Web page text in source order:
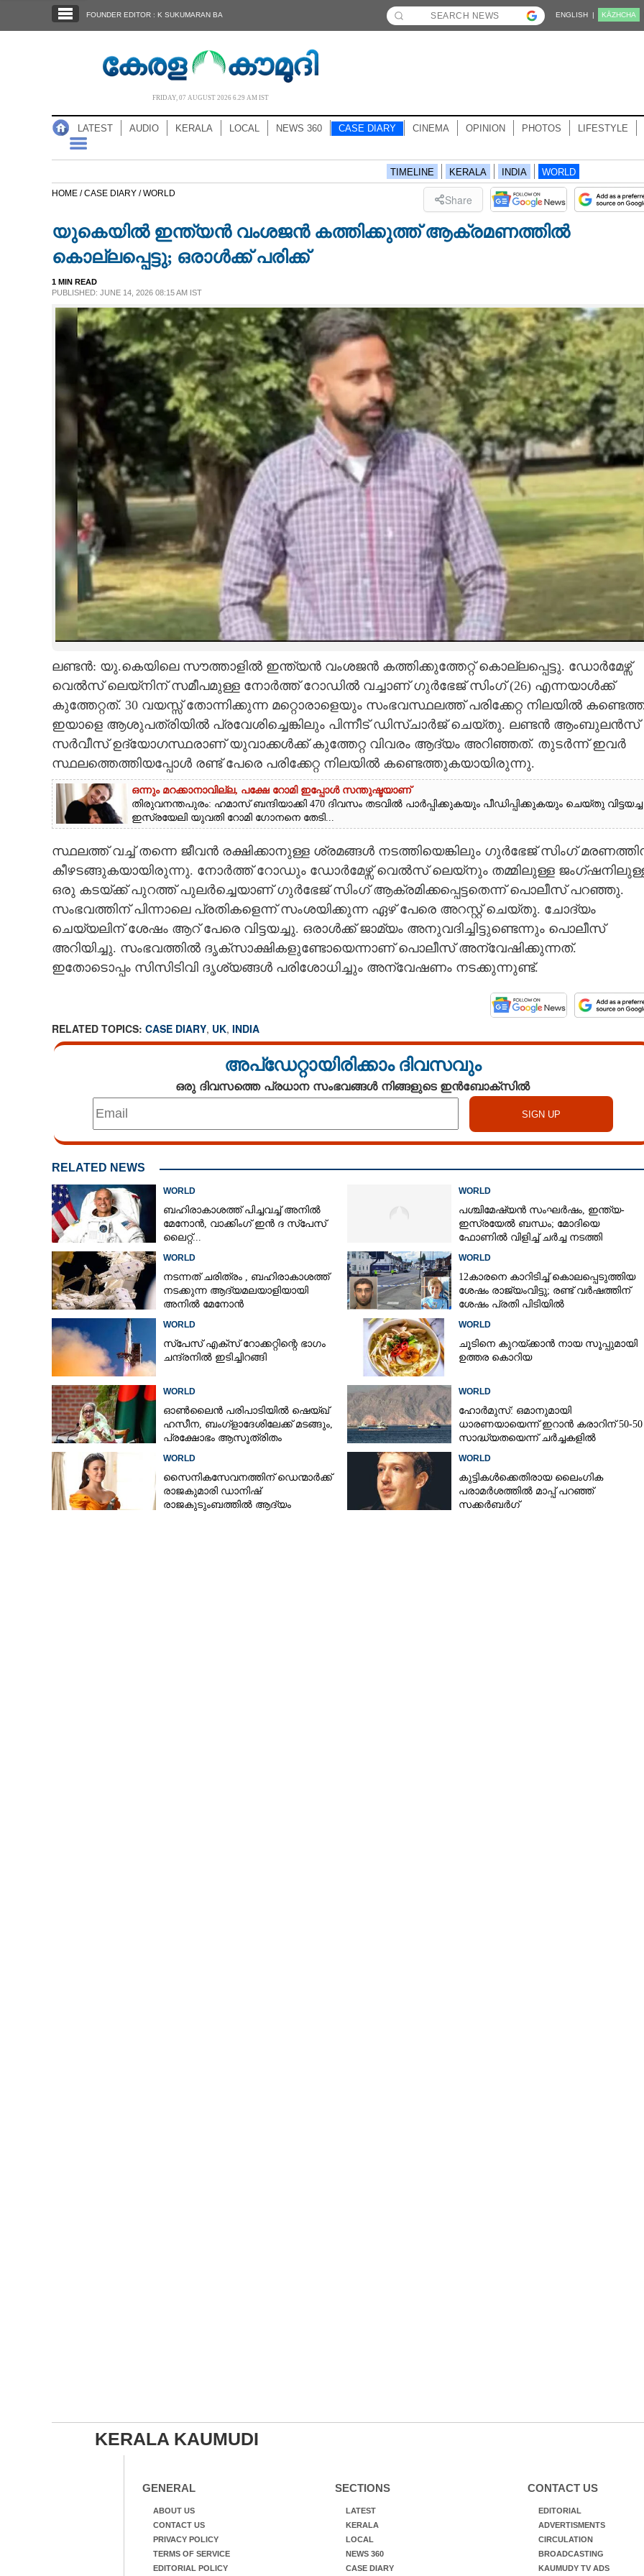
NOTIFIED NEWS
NEWS 360
CASE DIARY
SPIRITUAL
CARTOONS
LITERATURE
CONTACT US
FOUNDER EDITOR : K SUKUMARAN BA ENGLISH | KĀZHCHA
FRIDAY, 07 AUGUST 2026 6.29 AM IST
LATEST AUDIO KERALA LOCAL NEWS 360 CASE DIARY CINEMA OPINION PHOTOS LIFESTYLE
TIMELINE KERALA INDIA WORLD
HOME /CASE DIARY /WORLD Share
യുകെയിൽ ഇന്ത്യൻ വംശജൻ കത്തിക്കുത്ത് ആക്രമണത്തിൽ
കൊല്ലപ്പെട്ടു; ഒരാൾക്ക് പരിക്ക്
1 MIN READ
PUBLISHED: JUNE 14, 2026 08:15 AM IST
ലണ്ടൻ: യു.കെയിലെ സൗത്താളിൽ ഇന്ത്യൻ വംശജൻ കത്തിക്കുത്തേറ്റ് കൊല്ലപ്പെട്ടു. ഡോർമേഴ്സ്
വെൽസ് ലെയ്നിന് സമീപമുള്ള നോർത്ത് റോഡിൽ വച്ചാണ് ഗുർഭേജ് സിംഗ് (26) എന്നയാൾക്ക്
കുത്തേറ്റത്. 30 വയസ്സ് തോന്നിക്കുന്ന മറ്റൊരാളെയും സംഭവസ്ഥലത്ത് പരിക്കേറ്റ നിലയിൽ
ഇയാളെ ആശുപത്രിയിൽ പ്രവേശിച്ചെങ്കിലും പിന്നീട് ഡിസ്ചാർജ് ചെയ്തു. ലണ്ടൻ ആംബുലൻസ്
സർവീസ് ഉദ്യോഗസ്ഥരാണ് യുവാക്കൾക്ക് കുത്തേറ്റ വിവരം ആദ്യം അറിഞ്ഞത്. തുടർന്ന് ഇവർ
സ്ഥലത്തെത്തിയപ്പോൾ രണ്ട് പേരെ പരിക്കേറ്റ നിലയിൽ കണ്ടെത്തുകയായിരുന്നു.
ഒന്നും മറക്കാനാവില്ല, പക്ഷേ റോമി ഇപ്പോൾ സന്തുഷ്ടയാണ്
തിരുവനന്തപുരം: ഹമാസ് ബന്ദിയാക്കി 470 ദിവസം തടവിൽ പാർപ്പിക്കുകയും പീഡിപ്പിക്കുകയും ചെയ്തു വിട്ടയച്ച
ഇസ്രയേലി യുവതി റോമി ഗോനനെ തേടി...
സ്ഥലത്ത് വച്ച് തന്നെ ജീവൻ രക്ഷിക്കാനുള്ള ശ്രമങ്ങൾ നടത്തിയെങ്കിലും ഗുർഭേജ് സിംഗ്
കീഴടങ്ങുകയായിരുന്നു. നോർത്ത് റോഡും ഡോർമേഴ്സ് വെൽസ് ലെയ്നും തമ്മിലുള്ള
ഒരു കടയ്ക്ക് പുറത്ത് പുലർച്ചെയാണ് ഗുർഭേജ് സിംഗ് ആക്രമിക്കപ്പെട്ടതെന്ന് പൊലീസ് പറഞ്ഞു.
സംഭവത്തിന് പിന്നാലെ പ്രതികളെന്ന് സംശയിക്കുന്ന ഏഴ് പേരെ അറസ്റ്റ് ചെയ്തു. ചോദ്യം
ചെയ്യലിന് ശേഷം ആറ് പേരെ വിട്ടയച്ചു. ഒരാൾക്ക് ജാമ്യം അനുവദിച്ചിട്ടുണ്ടെന്നും പൊലീസ്
അറിയിച്ചു. സംഭവത്തിൽ ദൃക്സാക്ഷികളുണ്ടോയെന്നാണ് പൊലീസ് അന്വേഷിക്കുന്നത്.
ഇതോടൊപ്പം സിസിടിവി ദൃശ്യങ്ങൾ പരിശോധിച്ചും അന്വേഷണം നടക്കുന്നുണ്ട്.
RELATED TOPICS: CASE DIARY, UK, INDIA
അപ്ഡേറ്റായിരിക്കാം ദിവസവും
ഒരു ദിവസത്തെ പ്രധാന സംഭവങ്ങൾ നിങ്ങളുടെ ഇൻബോക്സിൽ
RELATED NEWS
WORLD
ബഹിരാകാശത്ത് പിച്ചവച്ച് അനിൽ
മേനോൻ, വാക്കിംഗ് ഇൻ ദ സ്പേസ്
ലൈറ്റ്...
WORLD
പശ്ചിമേഷ്യൻ സംഘർഷം,​ ഇന്ത്യ-
ഇസ്രയേൽ ബന്ധം; മോദിയെ
ഫോണിൽ വിളിച്ച് ചർച്ച നടത്തി
WORLD
നടന്നത് ചരിത്രം ,​ ബഹിരാകാശത്ത്
നടക്കുന്ന ആദ്യമലയാളിയായി
അനിൽ മേനോൻ
WORLD
12കാരനെ കാറിടിച്ച് കൊലപ്പെടുത്തിയ
ശേഷം രാജ്യംവിട്ടു; രണ്ട് വർഷത്തിന്
ശേഷം പ്രതി പിടിയിൽ
WORLD
സ്‌പേസ് എക്സ് റോക്കറ്റിന്റെ ഭാഗം
ചന്ദ്രനിൽ ഇടിച്ചിറങ്ങി
WORLD
ചൂടിനെ കുറയ്‌ക്കാൻ നായ സൂപ്പുമായി
ഉത്തര കൊറിയ
WORLD
ഓൺലൈൻ പരിപാടിയിൽ ഷെയ്ഖ്
ഹസീന, ബംഗ്ളാദേശിലേക്ക് മടങ്ങും,
പ്രക്ഷോഭം ആസൂത്രിതം
WORLD
ഹോർമുസ്: ഒമാനുമായി
ധാരണയായെന്ന് ഇറാൻ കരാറിന് 50-50
സാദ്ധ്യതയെന്ന് ചർച്ചകളിൽ
WORLD
സൈനികസേവനത്തിന് ഡെന്മാർക്ക്
രാജകുമാരി ഡാനിഷ്
രാജകുടുംബത്തിൽ ആദ്യം
WORLD
കുട്ടികൾക്കെതിരായ ലൈംഗിക
പരാമർശത്തിൽ മാപ്പ് പറഞ്ഞ്
സക്കർബർഗ്
KERALA KAUMUDI
GENERAL
ABOUT US
CONTACT US
PRIVACY POLICY
TERMS OF SERVICE
EDITORIAL POLICY
SECTIONS
LATEST
KERALA
LOCAL
NEWS 360
CASE DIARY
CONTACT US
EDITORIAL
ADVERTISMENTS
CIRCULATION
BROADCASTING
KAUMUDY TV ADS
Share this link